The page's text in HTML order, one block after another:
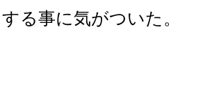
る事に気がついた。